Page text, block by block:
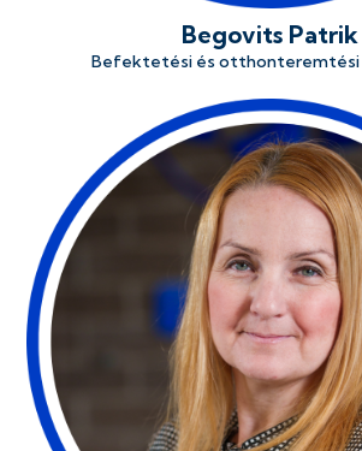
Begovits Patrik
Befektetési és otthonteremtési